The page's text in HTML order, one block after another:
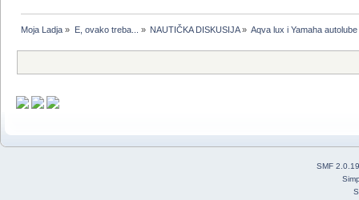
Moja Ladja » E, ovako treba... » NAUTIČKA DISKUSIJA» Aqva lux i Yamaha
SMF 2.0.19